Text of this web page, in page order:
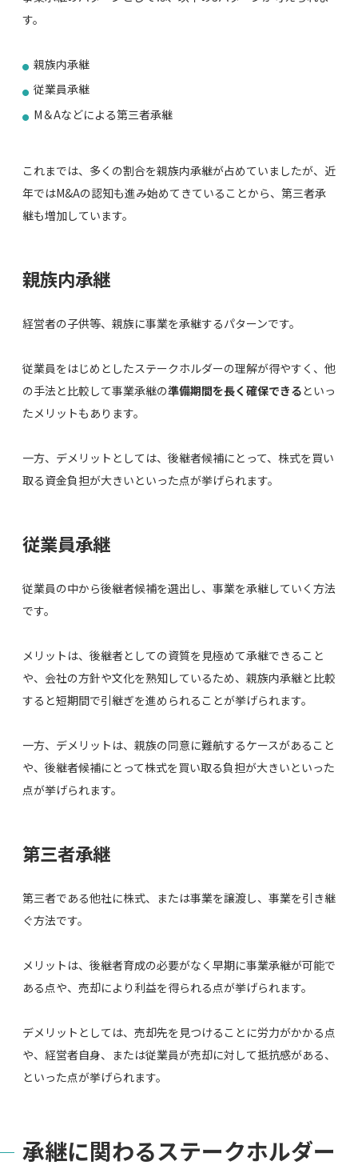
す。
親族内承継
従業員承継
M＆Aなどによる第三者承継
これまでは、多くの割合を親族内承継が占めていましたが、近
年ではM&Aの認知も進み始めてきていることから、第三者承
継も増加しています。
親族内承継
経営者の子供等、親族に事業を承継するパターンです。
従業員をはじめとしたステークホルダーの理解が得やすく、他
の手法と比較して事業承継の準備期間を長く確保できるといっ
たメリットもあります。
一方、デメリットとしては、後継者候補にとって、株式を買い
取る資金負担が大きいといった点が挙げられます。
従業員承継
従業員の中から後継者候補を選出し、事業を承継していく方法
です。
メリットは、後継者としての資質を見極めて承継できること
や、会社の方針や文化を熟知しているため、親族内承継と比較
すると短期間で引継ぎを進められることが挙げられます。
一方、デメリットは、親族の同意に難航するケースがあること
や、後継者候補にとって株式を買い取る負担が大きいといった
点が挙げられます。
第三者承継
第三者である他社に株式、または事業を譲渡し、事業を引き継
ぐ方法です。
メリットは、後継者育成の必要がなく早期に事業承継が可能で
ある点や、売却により利益を得られる点が挙げられます。
デメリットとしては、売却先を見つけることに労力がかかる点
や、経営者自身、または従業員が売却に対して抵抗感がある、
といった点が挙げられます。
承継に関わるステークホルダー